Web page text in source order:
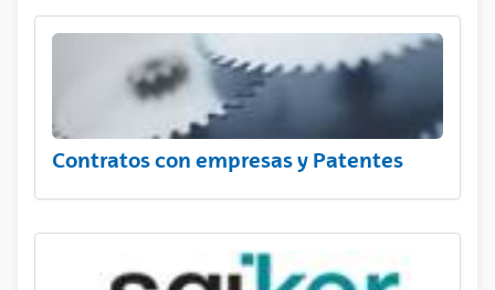
Contratos con empresas y Patentes